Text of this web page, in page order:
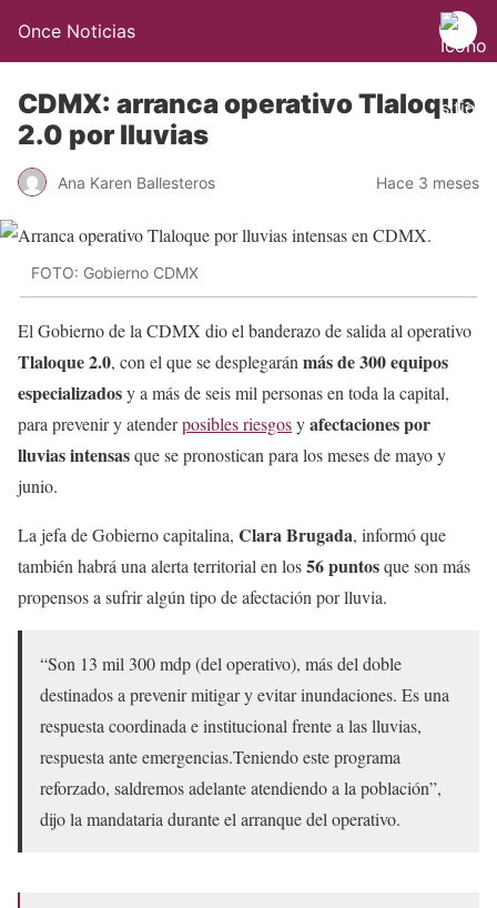
Once Noticias
CDMX: arranca operativo Tlaloque
2.0 por lluvias
Ana Karen Ballesteros Hace 3 meses
FOTO: Gobierno CDMX
El Gobierno de la CDMX dio el banderazo de salida al operativo
Tlaloque 2.0, con el que se desplegarán más de 300 equipos
especializadosy a más de seis mil personas en toda la capital,
para prevenir y atenderposibles riesgosyafectaciones por
lluvias intensasque se pronostican para los meses de mayo y
junio.
La jefa de Gobierno capitalina, Clara Brugada, informó que
también habrá una alerta territorial en los56 puntosque son más
propensos a sufrir algún tipo de afectación por lluvia.
“Son 13 mil 300 mdp (del operativo), más del doble
destinados a prevenir mitigar y evitar inundaciones. Es una
respuesta coordinada e institucional frente a las lluvias,
respuesta ante emergencias.Teniendo este programa
reforzado, saldremos adelante atendiendo a la población”,
dijo la mandataria durante el arranque del operativo.